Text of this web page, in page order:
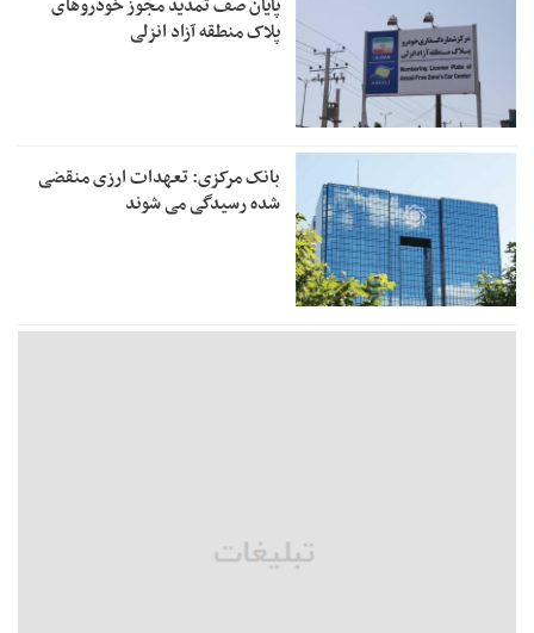
پلاک منطقه آزاد انزلی
بانک مرکزی: تعهدات ارزی منقضی
شده رسیدگی می شوند